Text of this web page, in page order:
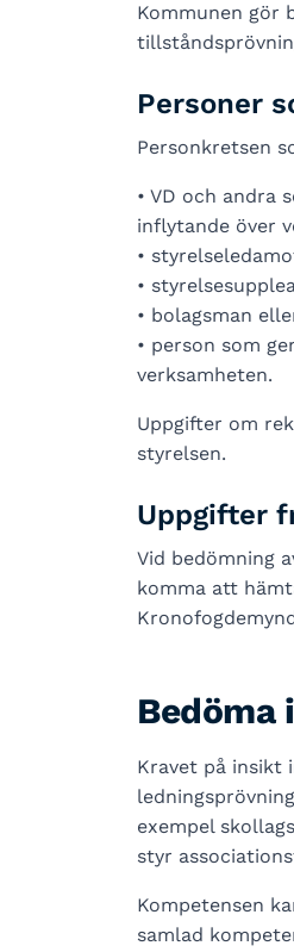
Kommunen gör
Personer
Personkretsen
• VD och andra
inflytande över
•
•
• bolagsman
• person som
verksamheten.
Uppgifter om
styrelsen.
Uppgifter
Vid bedömning
komma att
Bedöma
Kravet på insikt
exempel
styr
Kompetensen
samlad